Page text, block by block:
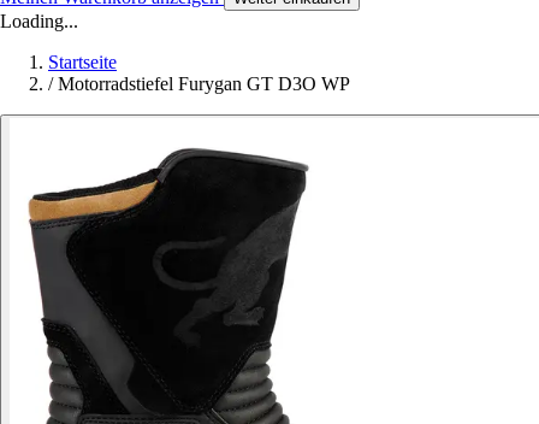
Loading...
Startseite
/ Motorradstiefel Furygan GT D3O WP